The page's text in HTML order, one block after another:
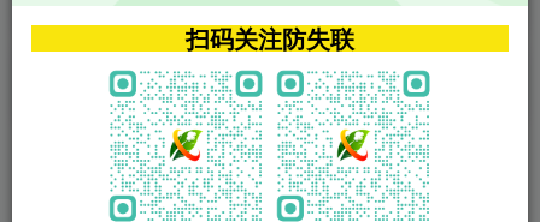
VIP特权介绍 APP源码
VIP特权介绍
火
VIP特权介绍
影视源码
影视源码
扫码关注防失联